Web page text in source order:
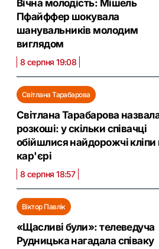
Вічна молодість: Мішель
Пфайффер шокувала
шанувальників молодим
виглядом
8 серпня 19:08
Світлана Тарабарова
Світлана Тарабарова
розкоші: у скільки співачці
обійшлися найдорожчі кліпи
кар'єрі
8 серпня 18:57
Віктор Павлік
«Щасливі були»: телеведуча
Рудницька нагадала співаку